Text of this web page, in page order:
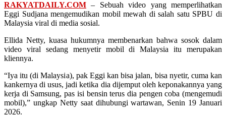
RAKYATDAILY.COM – Sebuah video yang memperlihatkan
Eggi Sudjana mengemudikan mobil mewah di salah satu SPBU di
Malaysia viral di media sosial.
Ellida Netty, kuasa hukumnya membenarkan bahwa sosok dalam
video viral sedang menyetir mobil di Malaysia itu merupakan
kliennya.
“Iya itu (di Malaysia), pak Eggi kan bisa jalan, bisa nyetir, cuma kan
kankernya di usus, jadi ketika dia dijemput oleh keponakannya yang
kerja di Samsung, pas isi bensin terus dia pengen coba (mengemudi
mobil),” ungkap Netty saat dihubungi wartawan, Senin 19 Januari
2026.